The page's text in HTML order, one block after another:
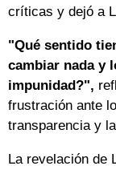
críticas y dejó a
"Qué sentido
cambiar nada y
impunidad?",
frustración ante
transparencia y
La revelación de